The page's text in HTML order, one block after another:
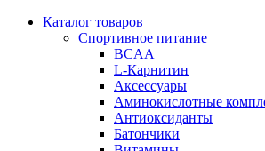
Каталог товаров
Спортивное питание
BCAA
L-Карнитин
Аксессуары
Аминокислотные
Антиоксиданты
Батончики